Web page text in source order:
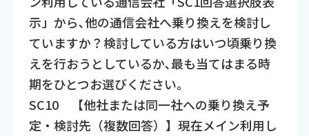
示」から､他の通信会社へ乗り換えを検討し
ていますか？検討している方はいつ頃乗り換
えを行おうとしているか､最も当てはまる時
期をひとつお選びください｡
SC10 【他社または同一社への乗り換え予
定・検討先（複数回答）】現在メイン利用し